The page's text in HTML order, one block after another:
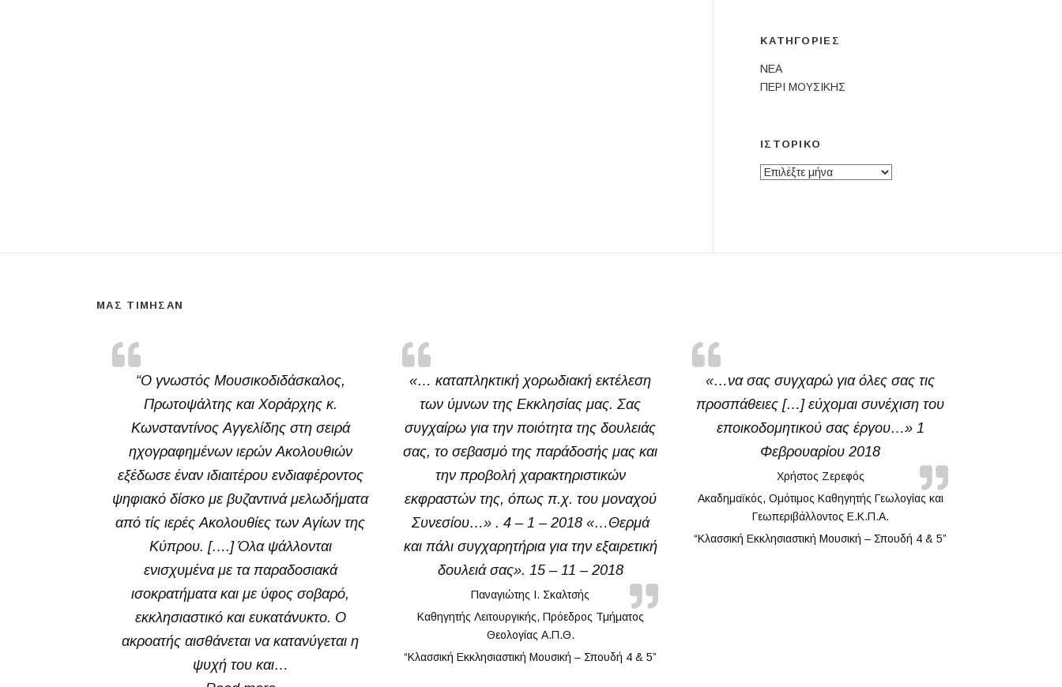
ΚΑΤΗΓΟΡΊΕΣ
ΝΕΑ
ΠΕΡΙ ΜΟΥΣΙΚΗΣ
ΙΣΤΟΡΙΚΌ
Ιστορικό
ΜΑΣ ΤΙΜΗΣΑΝ
“Ο γνωστός Μουσικοδιδάσκαλος,
Πρωτοψάλτης και Χοράρχης κ.
Κωνσταντίνος Αγγελίδης στη σειρά
ηχογραφημένων ιερών Ακολουθιών
εξέδωσε έναν ιδιαιτέρου ενδιαφέροντος
ψηφιακό δίσκο με βυζαντινά μελωδήματα
από τίς ιερές Ακολουθίες των Αγίων της
Κύπρου. [….] Όλα ψάλλονται
ενισχυμένα με τα παραδοσιακά
ισοκρατήματα και με ύφος σοβαρό,
εκκλησιαστικό και ευκατάνυκτο. Ο
ακροατής αισθάνεται να κατανύγεται η
ψυχή του και…
«… καταπληκτική χορωδιακή εκτέλεση
των ύμνων της Εκκλησίας μας. Σας
συγχαίρω για την ποιότητα της δουλειάς
σας, το σεβασμό της παράδοσής μας και
την προβολή χαρακτηριστικών
εκφραστών της, όπως π.χ. του μοναχού
Συνεσίου…» . 4 – 1 – 2018 «…Θερμά
και πάλι συγχαρητήρια για την εξαιρετική
δουλειά σας». 15 – 11 – 2018
Παναγιώτης Ι. Σκαλτσής
Καθηγητής Λειτουργικής, Πρόεδρος Τμήματος
Θεολογίας Α.Π.Θ.
“Κλασσική Εκκλησιαστική Μουσική – Σπουδή 4 & 5”
«…να σας συγχαρώ για όλες σας τις
προσπάθειες […] εύχομαι συνέχιση του
εποικοδομητικού σας έργου…» 1
Φεβρουαρίου 2018
Χρήστος Ζερεφός
Ακαδημαϊκός, Ομότιμος Καθηγητής Γεωλογίας και
Γεωπεριβάλλοντος Ε.Κ.Π.Α.
“Κλασσική Εκκλησιαστική Μουσική – Σπουδή 4 & 5”